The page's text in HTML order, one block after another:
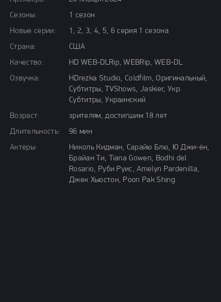
Сезоны:
1 сезон
Новые серии:
1, 2, 3, 4, 5, 6 серия 1 сезона
Страна:
США
Качество:
HD WEB-DLRip, WEBRip, WEB-DL
Озвучка:
HDrezka Studio, Coldfilm, Оригинальный,
Субтитры, TVShows, Jaskier, Укр.
Субтитры, Украинский
Возраст:
зрителям, достигшим 18 лет
Длительность:
96 мин
Актёры:
Николь Кидман, Сарайю Блю, Ю Джи-ён,
Брайан Ти, Tiana Gowen, Bodhi del
Rosario, Руби Руис, Amelyn Pardenilla,
Джек Хьюстон, Poon Pak Shing